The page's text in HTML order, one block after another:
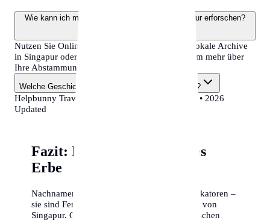
Wie kann ich meine familiären Wurzeln in Singapur erforschen?
Nutzen Sie Online-Datenbanken, besuchen Sie lokale Archive
in Singapur oder machen Sie einen DNA-Test, um mehr über
Ihre Abstammung zu erfahren.
Welche Geschichte haben Nachnamen in Singapur?
Helpbunny Travel Guide •
• 2026
Updated
Fazit: Namen als kulturelles
Erbe
Nachnamen sind weit mehr als bloße Identifikatoren –
sie sind Fenster in die Geschichte und Kultur von
Singapur. Ob Sie Ihre eigenen Wurzeln erforschen